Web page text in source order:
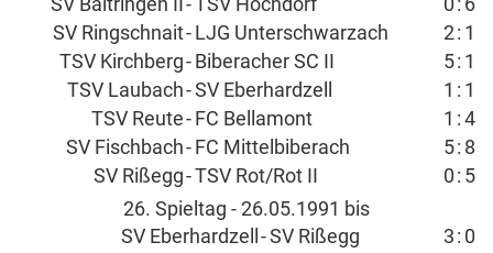
SV Baltringen II -TSV Hochdorf 0 : 6
SV Ringschnait- LJG Unterschwarzach 2: 1
TSV Kirchberg- Biberacher SC II 5: 1
TSV Laubach-SV Eberhardzell 1 : 1
TSV Reute- FC Bellamont 1 : 4
SV Fischbach- FC Mittelbiberach 5: 8
SV Rißegg-TSV Rot/Rot II 0 : 5
26. Spieltag - 26.05.1991 bis
SV Eberhardzell -SV Rißegg 3 : 0